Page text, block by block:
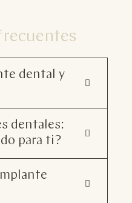
dental y
dentales:
para ti?